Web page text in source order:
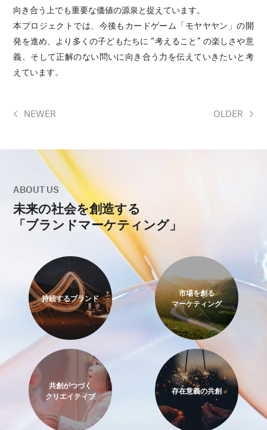
向き合う上でも重要な価値の源泉と捉えています。
本プロジェクトでは、今後もカードゲーム「モヤヤヤン」の開
発を進め、より多くの子どもたちに “考えること” の楽しさや意
義、そして正解のない問いに向き合う力を伝えていきたいと考
えています。
NEWER OLDER
ABOUT US
未来の社会を創造する
「ブランドマーケティング」
持続するブランド
市場を創る
マーケティング
共創がつづく
クリエイティブ
存在意義の共創